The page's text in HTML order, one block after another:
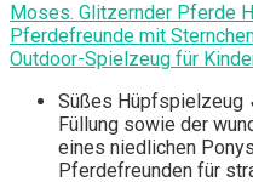
Moses. Glitzernder Pferde
Pferdefreunde mit
Outdoor-Spielzeug für
Süßes Hüpfspielzeug
Füllung sowie der
eines niedlichen
Pferdefreunden für